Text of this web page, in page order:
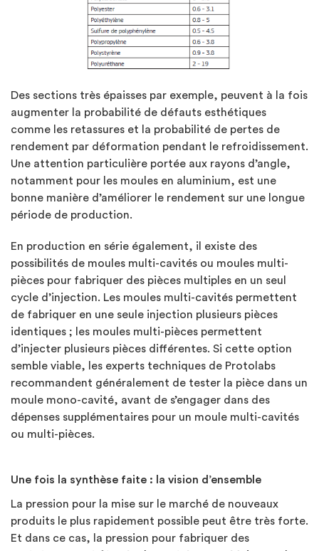
Des sections très épaisses par exemple, peuvent à la fois
augmenter la probabilité de défauts esthétiques
comme les retassures et la probabilité de pertes de
rendement par déformation pendant le refroidissement.
Une attention particulière portée aux rayons d’angle,
notamment pour les moules en aluminium, est une
bonne manière d’améliorer le rendement sur une longue
période de production.
En production en série également, il existe des
possibilités de moules multi-cavités ou moules multi-
pièces pour fabriquer des pièces multiples en un seul
cycle d’injection. Les moules multi-cavités permettent
de fabriquer en une seule injection plusieurs pièces
identiques ; les moules multi-pièces permettent
d’injecter plusieurs pièces différentes. Si cette option
semble viable, les experts techniques de Protolabs
recommandent généralement de tester la pièce dans un
moule mono-cavité, avant de s’engager dans des
dépenses supplémentaires pour un moule multi-cavités
ou multi-pièces.
Une fois la synthèse faite : la vision d’ensemble
La pression pour la mise sur le marché de nouveaux
produits le plus rapidement possible peut être très forte.
Et dans ce cas, la pression pour fabriquer des